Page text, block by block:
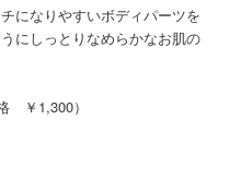
になりやすいボディパーツを
にしっとりなめらかなお肌の
￥1,300）